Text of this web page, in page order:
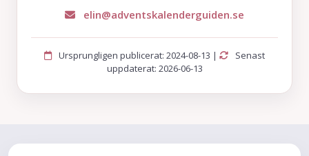
elin@adventskalenderguiden.se
Ursprungligen publicerat: 2024-08-13 |
Senast
uppdaterat: 2026-06-13